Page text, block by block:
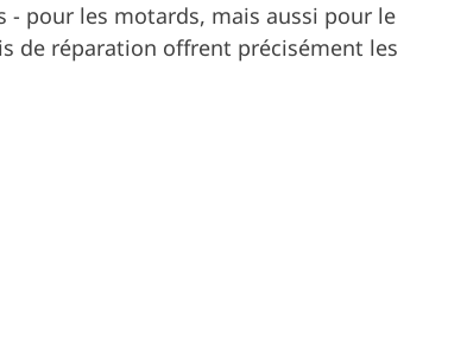
pour les motards, mais aussi pour le
de réparation offrent précisément les